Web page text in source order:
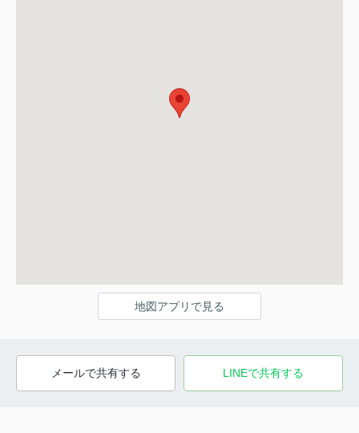
地図アプリで見る
メールで共有する LINEで共有する